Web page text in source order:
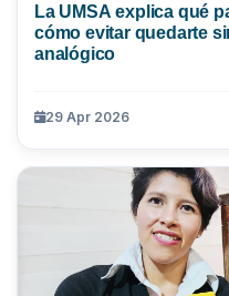
La UMSA explica qué
cómo evitar quedarte
analógico
29 Apr 2026